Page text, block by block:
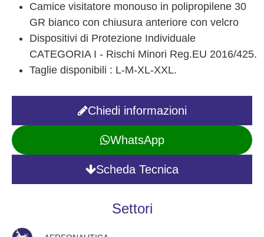
Camice visitatore monouso in polipropilene 30
GR bianco con chiusura anteriore con velcro
Dispositivi di Protezione Individuale
CATEGORIA I - Rischi Minori Reg.EU 2016/425.
Taglie disponibili : L-M-XL-XXL.
Chiedi informazioni
WhatsApp
Scheda Tecnica
Settori